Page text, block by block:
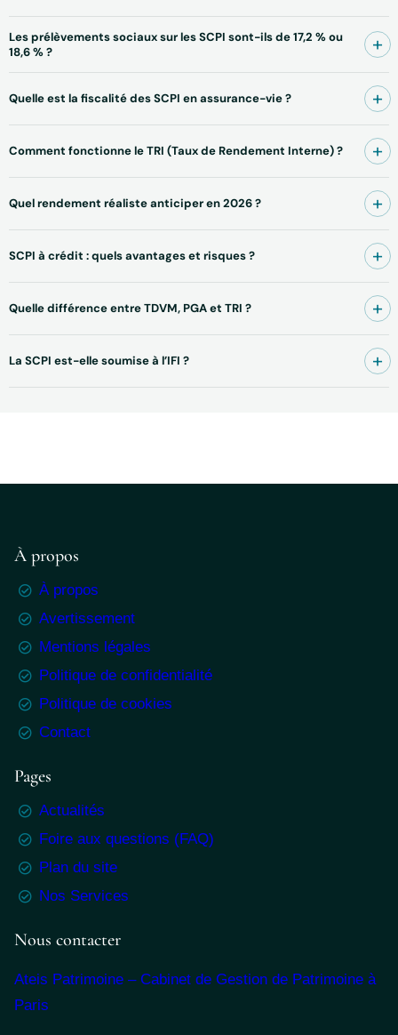
Les prélèvements sociaux sur les SCPI sont-ils de 17,2 % ou
18,6 % ?
Quelle est la fiscalité des SCPI en assurance-vie ?
Comment fonctionne le TRI (Taux de Rendement Interne) ?
Quel rendement réaliste anticiper en 2026 ?
SCPI à crédit : quels avantages et risques ?
Quelle différence entre TDVM, PGA et TRI ?
La SCPI est-elle soumise à l’IFI ?
À propos
À propos
Avertissement
Mentions légales
Politique de confidentialité
Politique de cookies
Contact
Pages
Actualités
Foire aux questions (FAQ)
Plan du site
Nos Services
Nous contacter
Ateis Patrimoine – Cabinet de Gestion de Patrimoine à
Paris